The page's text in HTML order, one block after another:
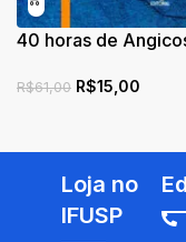
40 horas de
e Tambem se
R$61,00 R$15,00
Loja no
IFUSP